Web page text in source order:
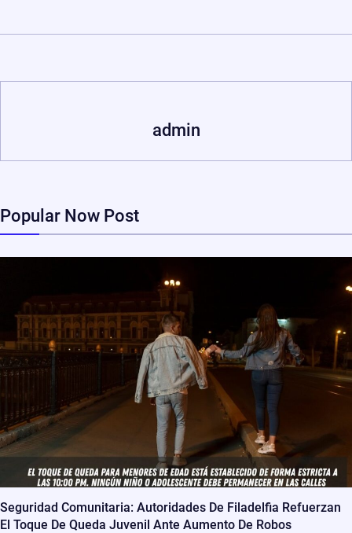
admin
Popular Now Post
Seguridad Comunitaria: Autoridades De Filadelfia Refuerzan
El Toque De Queda Juvenil Ante Aumento De Robos